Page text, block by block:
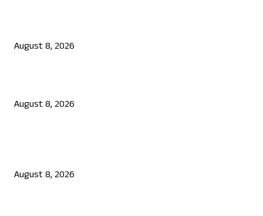
August 8, 2026
August 8, 2026
August 8, 2026